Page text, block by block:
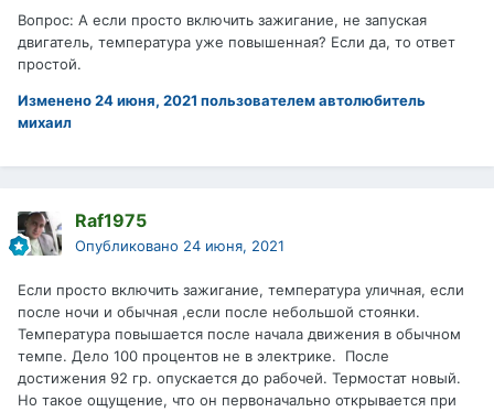
Вопрос: А если просто включить зажигание, не запуская
двигатель, температура уже повышенная? Если да, то ответ
простой.
Изменено24 июня, 2021 пользователем автолюбитель
михаил
Raf1975
Опубликовано 24 июня, 2021
Если просто включить зажигание, температура уличная, если
после ночи и обычная ,если после небольшой стоянки.
Температура повышается после начала движения в обычном
темпе. Дело 100 процентов не в электрике. После
достижения 92 гр. опускается до рабочей. Термостат новый.
Но такое ощущение, что он первоначально открывается при